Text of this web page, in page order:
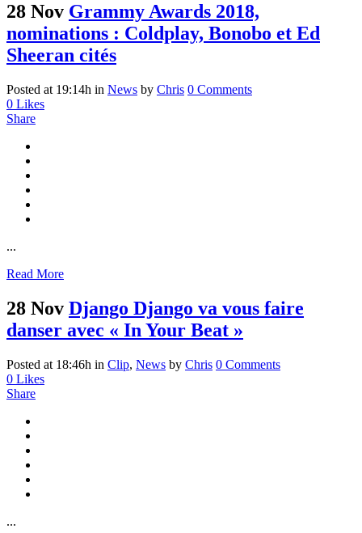
28 Nov Grammy Awards 2018,
nominations : Coldplay, Bonobo et Ed
Sheeran cités
Posted at 19:14h in News by Chris 0 Comments
0 Likes
Share
...
Read More
28 Nov Django Django va vous faire
danser avec « In Your Beat »
Posted at 18:46h in Clip, News by Chris 0 Comments
0 Likes
Share
...